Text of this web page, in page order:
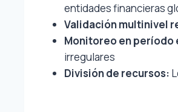
entidades financieras
Validación multinivel
Monitoreo en
irregulares
División de recursos: